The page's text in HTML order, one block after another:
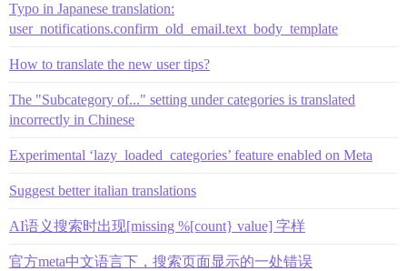
Typo in Japanese translation:
user_notifications.confirm_old_email.text_body_template
How to translate the new user tips?
The "Subcategory of..." setting under categories is translated
incorrectly in Chinese
Experimental ‘lazy_loaded_categories’ feature enabled on Meta
Suggest better italian translations
AI语义搜索时出现[missing %[count} value] 字样
官方meta中文语言下，搜索页面显示的一处错误